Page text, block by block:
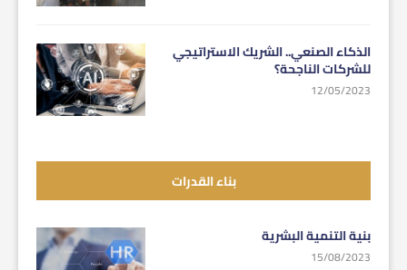
الذكاء الصنعي.. الشريك الاستراتيجي
للشركات الناجحة؟
12/05/2023
بناء القدرات
بنية التنمية البشرية
15/08/2023